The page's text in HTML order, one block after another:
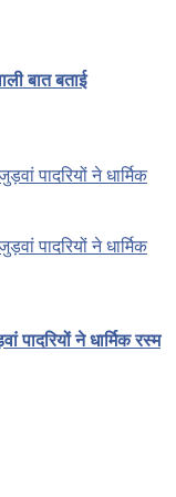
बात बताई
पादरियों ने धार्मिक रस्म